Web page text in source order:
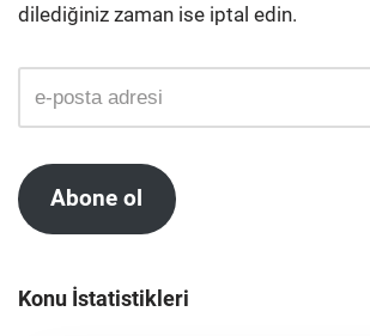
dilediğiniz zaman ise iptal edin.
Abone ol
Konu İstatistikleri